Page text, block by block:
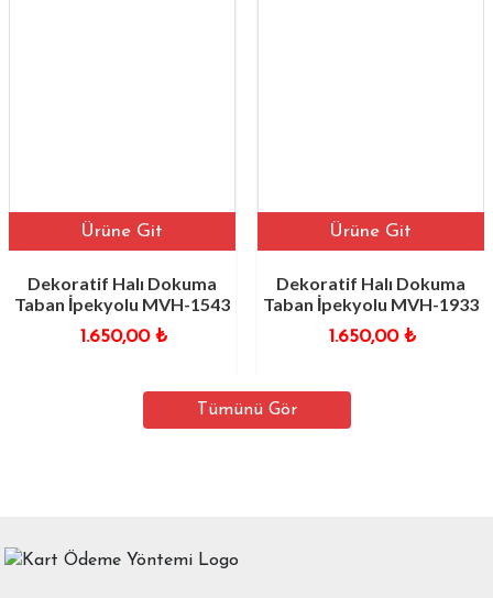
Ürüne Git
Dekoratif Halı Dokuma
İpekyolu MVH-1543
1.650,00₺
Ürüne Git
Dekoratif Halı Dokuma
Taban İpekyolu MVH-1933
1.650,00₺
Tümünü Gör